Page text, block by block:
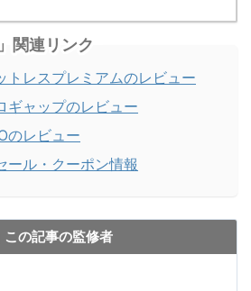
関連リンク
トレスプレミアムのレビュー
ギャップのレビュー
のレビュー
ール・クーポン情報
この記事の監修者